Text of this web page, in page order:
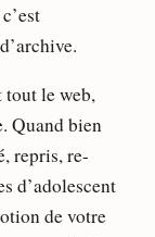
tout le web,
Quand bien
repris, re-
d’adolescent
de votre